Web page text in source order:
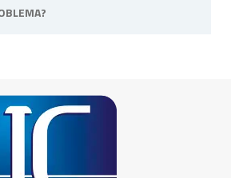
contato conosco.
cada paciente.